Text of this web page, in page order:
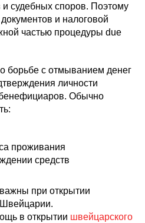
и судебных споров. Поэтому
и налоговой
частью процедуры due
борьбе с отмыванием денег
личности
Обычно
проживания
средств
при открытии
Швейцарии.
в открытии швейцарского